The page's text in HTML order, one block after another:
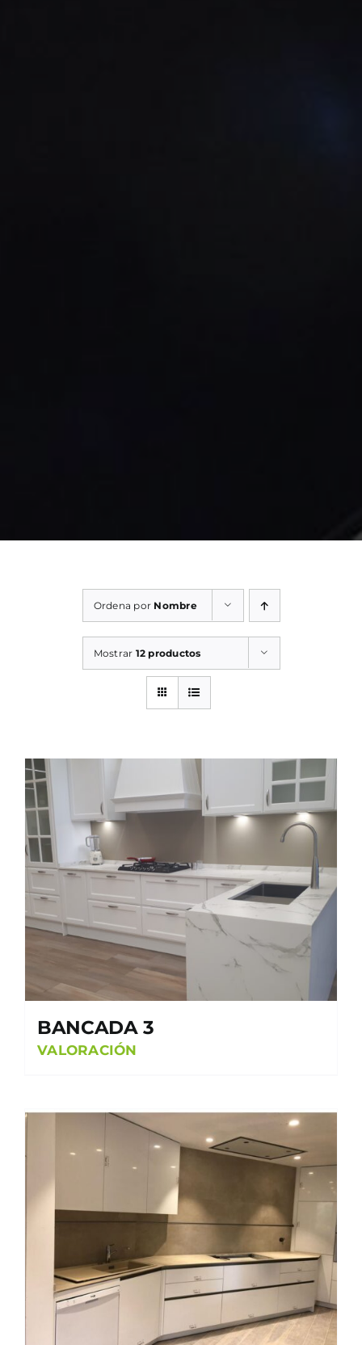
Ordena por Nombre
Mostrar 12 productos
BANCADA 3
VALORACIÓN